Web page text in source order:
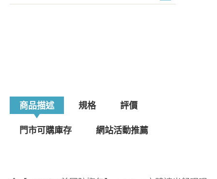
商品描述 規格 評價
門市可購庫存 網站活動推薦